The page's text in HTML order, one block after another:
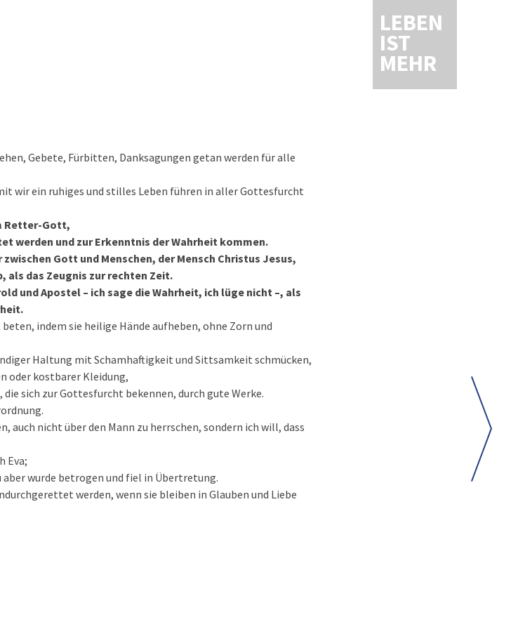
LEBEN
IST
MEHR
Gebete, Fürbitten, Danksagungen getan werden für alle
wir ein ruhiges und stilles Leben führen in aller Gottesfurcht
Retter-Gott,
werden und zur Erkenntnis der Wahrheit kommen.
Gott und Menschen, der Mensch Christus Jesus,
als das Zeugnis zur rechten Zeit.
und Apostel – ich sage die Wahrheit, ich lüge nicht –, als
indem sie heilige Hände aufheben, ohne Zorn und
Haltung mit Schamhaftigkeit und Sittsamkeit schmücken,
oder kostbarer Kleidung,
sich zur Gottesfurcht bekennen, durch gute Werke.
auch nicht über den Mann zu herrschen, sondern ich will, dass
Eva;
wurde betrogen und fiel in Übertretung.
werden, wenn sie bleiben in Glauben und Liebe